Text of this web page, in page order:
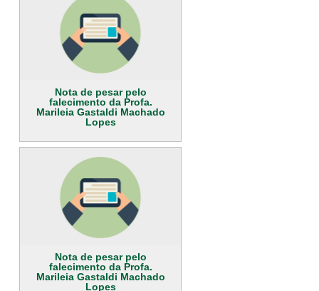
Nota de pesar pelo
falecimento da Profa.
Marileia Gastaldi Machado
Lopes
Nota de pesar pelo
falecimento da Profa.
Marileia Gastaldi Machado
Lopes